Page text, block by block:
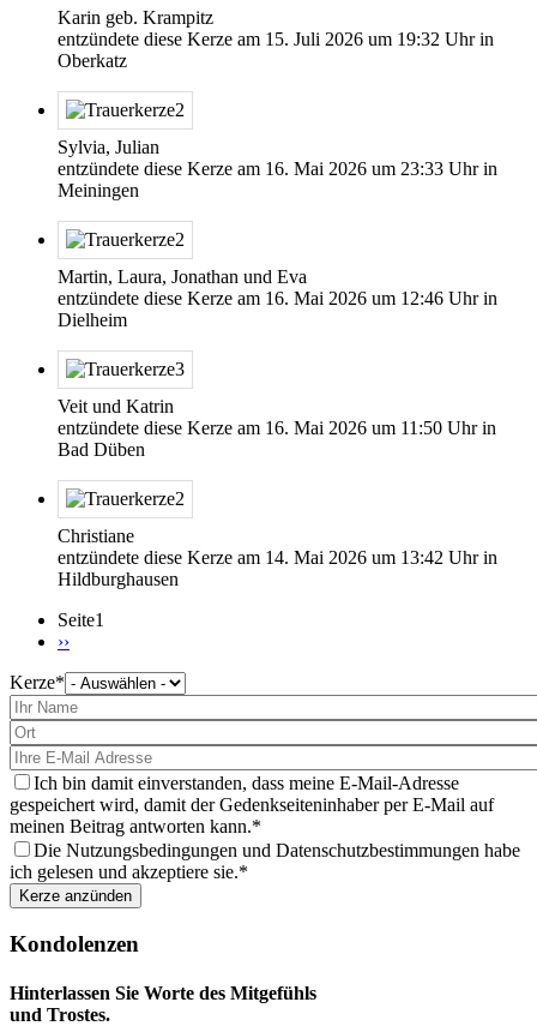
Karin geb. Krampitz
entzündete diese Kerze am 15. Juli 2026 um 19:32 Uhr in
Oberkatz
Sylvia, Julian
entzündete diese Kerze am 16. Mai 2026 um 23:33 Uhr in
Meiningen
Martin, Laura, Jonathan und Eva
entzündete diese Kerze am 16. Mai 2026 um 12:46 Uhr in
Dielheim
Veit und Katrin
entzündete diese Kerze am 16. Mai 2026 um 11:50 Uhr in
Bad Düben
Christiane
entzündete diese Kerze am 14. Mai 2026 um 13:42 Uhr in
Hildburghausen
Seite1
Nächste
››
Kerze
wählen
Sie
aus
Ich bin damit einverstanden, dass meine E-Mail-Adresse
gespeichert wird, damit der Gedenkseiteninhaber per E-Mail auf
meinen Beitrag antworten kann.
Die Nutzungsbedingungen und Datenschutzbestimmungen habe
ich gelesen und akzeptiere sie.
Kondolenzen
Hinterlassen Sie Worte des Mitgefühls
und Trostes.